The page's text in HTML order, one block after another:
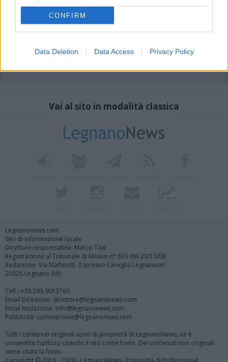
CONFIRM
Data Deletion Data Access Privacy Policy
Vai al sito in modalità classica
Legnanonews.com
Sito di informazione locale
Direttore responsabile: Marco Tajè
Registrazione al Tribunale di Milano n° 639 del 23/10/08
Redazione: Via Matteotti, 3 (presso Famiglia Legnanese)
20025 Legnano (MI)
Cell.: +39.393.9013760
Email Direzione: direttore@legnanonews.com
Email Redazione: info@legnanonews.com
Pubblicità: commerciale@legnanonews.com
Tutti i contenuti originali sono di proprietà di LegnanoNews, ne è
consentito l'utilizzo citando il sito come fonte. Dei contenuti non originali
viene citata la fonte.
Copyright © 2016 - 2026 - LegnanoNews - Proprietà di Professional